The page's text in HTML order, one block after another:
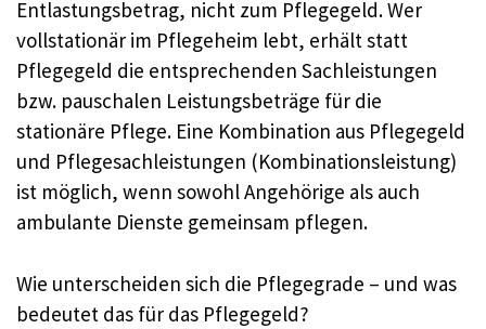
Entlastungsbetrag, nicht zum Pflegegeld. Wer
vollstationär im Pflegeheim lebt, erhält statt
Pflegegeld die entsprechenden Sachleistungen
bzw. pauschalen Leistungsbeträge für die
stationäre Pflege. Eine Kombination aus Pflegegeld
und Pflegesachleistungen (Kombinationsleistung)
ist möglich, wenn sowohl Angehörige als auch
ambulante Dienste gemeinsam pflegen.
Wie unterscheiden sich die Pflegegrade – und was
bedeutet das für das Pflegegeld?